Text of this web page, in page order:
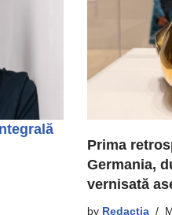
Prima
Germania,
vernisată
by Redacția